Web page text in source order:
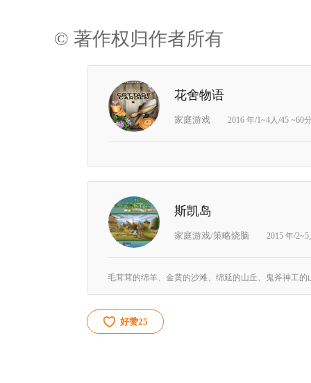
© 著作权归作者所有
花舍物语
家庭游戏 2016 年/1~4人/45 ~60
斯凯岛
家庭游戏/策略烧脑 2015 年/
好赞25